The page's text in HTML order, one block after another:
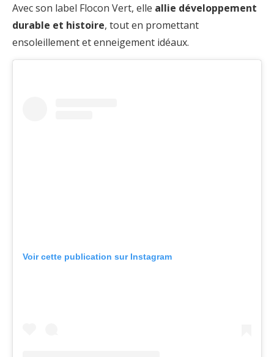
Avec son label Flocon Vert, elle allie développement
durable et histoire, tout en promettant
ensoleillement et enneigement idéaux.
Voir cette publication sur Instagram